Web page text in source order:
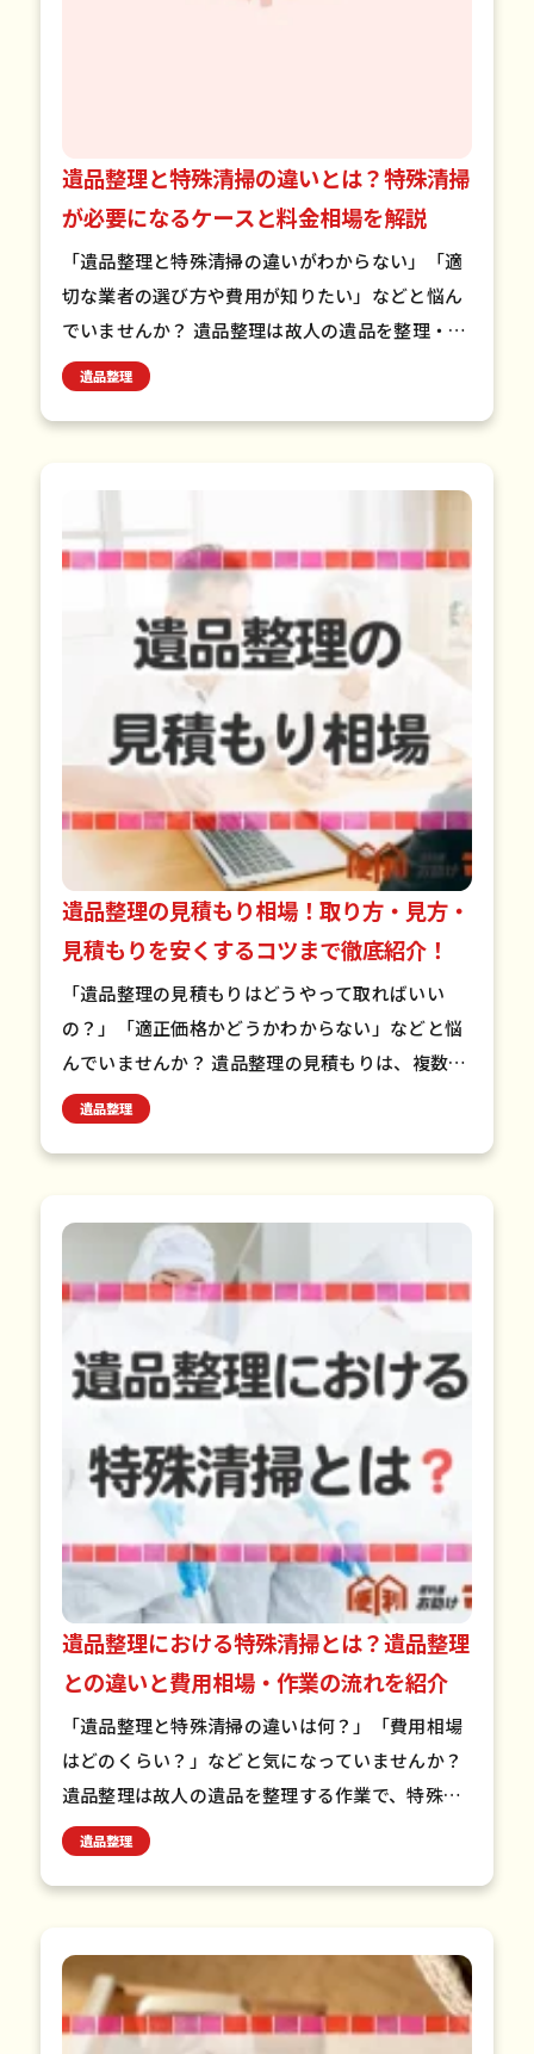
遺品整理と特殊清掃の違いとは？特殊清掃
が必要になるケースと料金相場を解説
「遺品整理と特殊清掃の違いがわからない」「適
切な業者の選び方や費用が知りたい」などと悩ん
でいませんか？ 遺品整理は故人の遺品を整理・処
分する作業で、特殊清掃は特殊な技術や専門知識
が必要な清掃作業です。…
遺品整理
遺品整理の見積もり相場！取り方・見方・
見積もりを安くするコツまで徹底紹介！
「遺品整理の見積もりはどうやって取ればいい
の？」「適正価格かどうかわからない」などと悩
んでいませんか？ 遺品整理の見積もりは、複数の
業者に依頼し、現地訪問してもらうことが重要で
す。また、見積もり項目を…
遺品整理
遺品整理における特殊清掃とは？遺品整理
との違いと費用相場・作業の流れを紹介
「遺品整理と特殊清掃の違いは何？」「費用相場
はどのくらい？」などと気になっていませんか？
遺品整理は故人の遺品を整理する作業で、特殊清
掃は遺体発見現場の消毒・除菌を行う専門的な作
業です。費用相場は状況…
遺品整理